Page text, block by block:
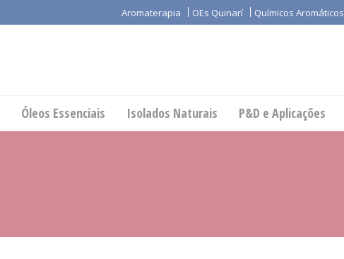
Aromaterapia OEs Quinarí Químicos Aromáticos
Óleos Essenciais Isolados Naturais P&D e Aplicações